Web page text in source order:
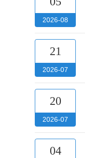
2026-08
21
2026-07
20
2026-07
04